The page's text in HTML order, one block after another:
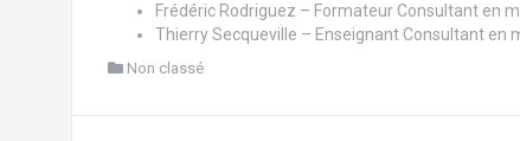
Frédéric Rodriguez – Formateur Consultant en
Thierry Secqueville – Enseignant Consultant en
Non classé